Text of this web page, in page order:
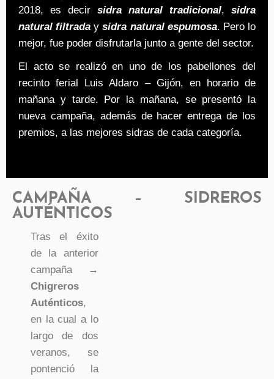
2018, es decir sidra natural tradicional, sidra
natural filtrada ysidra natural espumosa. Pero lo
mejor, fue poder disfrutarla junto a gente del sector.
El acto se realizó en uno de los pabellones del
recinto ferial Luis Aldaro – Gijón, en horario de
mañana y tarde. Por la mañana, se presentó la
nueva campaña, además de hacer entrega de los
premios, a las mejores sidras de cada categoría.
CAMPAÑA – SIDREROS
AUTÉNTICOS
Tras el éxito
de la anterior
campaña →
Chigreros
Auténticos,
en la cual a lo
largo de dos
veranos, se
pontenció la